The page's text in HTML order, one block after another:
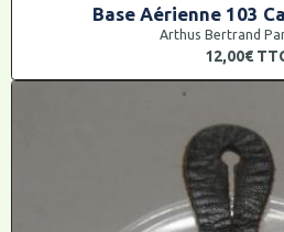
Base Aérienne 103
Arthus Bertrand
12,00€